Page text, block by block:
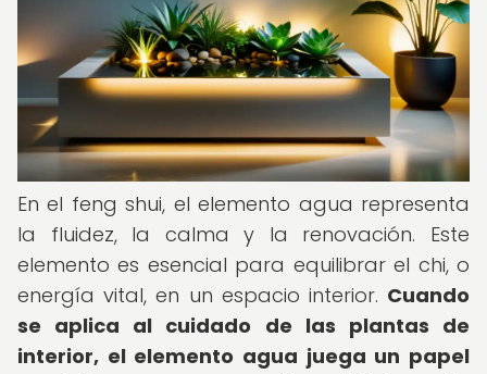
En el feng shui, el elemento agua representa
la fluidez, la calma y la renovación. Este
elemento es esencial para equilibrar el chi, o
energía vital, en un espacio interior. Cuando
se aplica al cuidado de las plantas de
interior, el elemento agua juega un papel